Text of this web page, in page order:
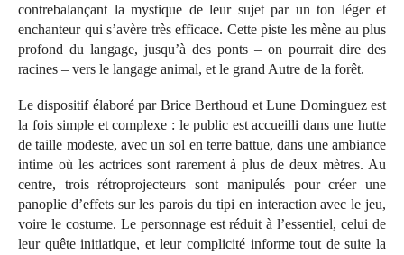
contrebalançant la mystique de leur sujet par un ton léger et
enchanteur qui s’avère très efficace. Cette piste les mène au plus
profond du langage, jusqu’à des ponts – on pourrait dire des
racines – vers le langage animal, et le grand Autre de la forêt.
Le dispositif élaboré par Brice Berthoud et Lune Dominguez est
la fois simple et complexe : le public est accueilli dans une hutte
de taille modeste, avec un sol en terre battue, dans une ambiance
intime où les actrices sont rarement à plus de deux mètres. Au
centre, trois rétroprojecteurs sont manipulés pour créer une
panoplie d’effets sur les parois du tipi en interaction avec le jeu,
voire le costume. Le personnage est réduit à l’essentiel, celui de
leur quête initiatique, et leur complicité informe tout de suite la